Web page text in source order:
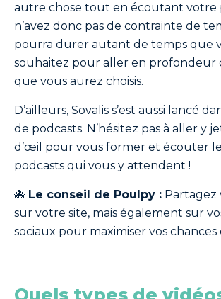
autre chose tout en écoutant votre
n’avez donc pas de contrainte de
pourra durer autant de temps que
souhaitez pour aller en profondeur
que vous aurez choisis.
D’ailleurs, Sovalis s’est aussi lancé
de podcasts. N’hésitez pas à aller y
d’œil pour vous former et écouter
podcasts qui vous y attendent !
🐙 Le conseil de Poulpy : Partagez
sur votre site, mais également sur
sociaux pour maximiser vos chances
Quels types de